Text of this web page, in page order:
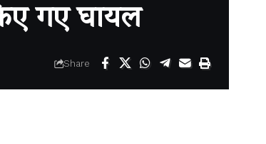
गए घायल
Share